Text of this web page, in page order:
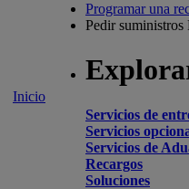
Inicio
Programar una
Pedir suministros
Servicios de
Servicios
Servicios de
Recargos
Soluciones